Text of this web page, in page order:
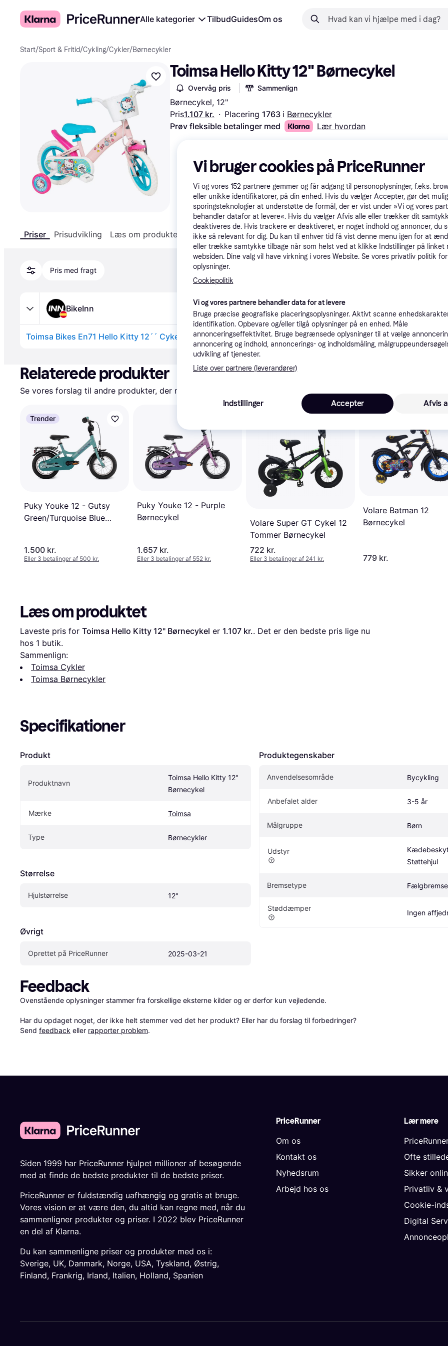
Alle kategorier TilbudGuidesOm os
Start/Sport & Fritid/Cykling/Cykler/Børnecykler
Toimsa Hello Kitty 12" Børnecykel
Overvåg pris Sammenlign
Børnecykel, 12"
Pris1.107 kr. · Placering 1763 i Børnecykler
Prøv fleksible betalinger med
Lær hvordan
Priser Prisudvikling Læs om produktet Specifikationer
Pris med fragt
BikeInn
Toimsa Bikes En71 Hello Kitty 12´´ Cykel Fri fragt,2-4 dage
Relaterede produkter
Se vores forslag til andre produkter, der matcher dine interesser.
Trender
Puky Youke 12 - Gutsy
Green/Turquoise Blue
1.500 kr.
Eller 3 betalinger af 500 kr.
Puky Youke 12 - Purple
Børnecykel
1.657 kr.
Eller 3 betalinger af 552 kr.
Volare Super GT Cykel 12
Tommer Børnecykel
722 kr.
Eller 3 betalinger af 241 kr.
Volare Batman 12
Børnecykel
779 kr.
Læs om produktet
Laveste pris for Toimsa Hello Kitty 12" Børnecykel er 1.107 kr.. Det er den bedste pris lige nu
hos 1 butik.
Sammenlign:
Toimsa Cykler
Toimsa Børnecykler
Specifikationer
Produkt
Produktnavn
Toimsa Hello Kitty 12"
Børnecykel
Mærke Toimsa
Type Børnecykler
Størrelse
Hjulstørrelse 12"
Øvrigt
Oprettet på PriceRunner 2025-03-21
Produktegenskaber
Anvendelsesområde Bycykling
Anbefalet alder 3-5 år
Målgruppe Børn
Udstyr
Støttehjul
Bremsetype Fælgbremse
Støddæmper
Ingen
Feedback
Ovenstående oplysninger stammer fra forskellige eksterne kilder og er derfor kun vejledende.
Har du opdaget noget, der ikke helt stemmer ved det her produkt? Eller har du forslag til forbedringer?
Send feedback eller rapporter problem.
PriceRunner
Om os
Kontakt os
Nyhedsrum
Arbejd hos os
Lær mere
Ofte
Sikker
Privatliv &
Cookie-
Digital
Siden 1999 har PriceRunner hjulpet millioner af besøgende
med at finde de bedste produkter til de bedste priser.
PriceRunner er fuldstændig uafhængig og gratis at bruge.
Vores vision er at være den, du altid kan regne med, når du
sammenligner produkter og priser. I 2022 blev PriceRunner
en del af Klarna.
Du kan sammenligne priser og produkter med os i:
Sverige, UK, Danmark, Norge, USA, Tyskland, Østrig,
Finland, Frankrig, Irland, Italien, Holland, Spanien
Vi bruger cookies på PriceRunner
Vi og vores 152 partnere gemmer og får adgang til personoplysninger, f.eks.
eller unikke identifikatorer, på din enhed. Hvis du vælger Accepter, gør det
sporingsteknologier at understøtte de formål, der er vist under »Vi og vores
behandler datafor at levere«. Hvis du vælger Afvis alle eller trækker dit
deaktiveres de. Hvis trackere er deaktiveret, er noget indhold og annoncer, du
ikke så relevant for dig. Du kan til enhver tid få vist denne menu igen for at
eller trække samtykke tilbage når som helst ved at klikke Indstillinger på linket
websiden. Dine valg vil have virkning i vores Website. Se vores privatliv politik
oplysninger.
Cookiepolitik
Vi og vores partnere behandler data for at levere
Bruge præcise geografiske placeringsoplysninger. Aktivt scanne
identifikation. Opbevare og/eller tilgå oplysninger på en enhed. Måle
annonceringseffektivitet. Bruge begrænsede oplysninger til at vælge
annoncering og indhold, annoncerings- og indholdsmåling,
udvikling af tjenester.
Liste over partnere (leverandører)
Indstillinger Afvis
Accepter